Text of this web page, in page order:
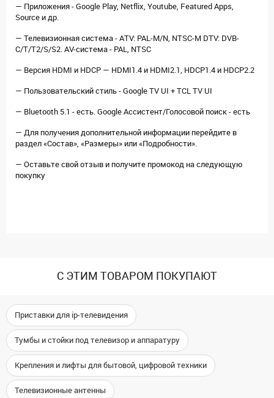
— Приложения - Google Play, Netflix, Youtube, Featured Apps,
Source и др.
— Телевизионная система - ATV: PAL-M/N, NTSC-M DTV: DVB-
C/T/T2/S/S2. AV-система - PAL, NTSC
— Версия HDMI и HDCP — HDMI1.4 и HDMI2.1, HDCP1.4 и HDCP2.2
— Пользовательский стиль - Google TV UI + TCL TV UI
— Bluetooth 5.1 - есть. Google Ассистент/Голосовой поиск - есть
— Для получения дополнительной информации перейдите в
раздел «Состав», «Размеры» или «Подробности».
— Оставьте свой отзыв и получите промокод на следующую
покупку
С ЭТИМ ТОВАРОМ ПОКУПАЮТ
Приставки для ip-телевидения
Тумбы и стойки под телевизор и аппаратуру
Крепления и лифты для бытовой, цифровой техники
Телевизионные антенны